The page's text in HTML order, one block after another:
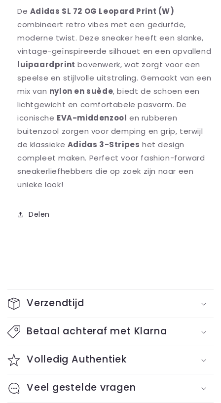
De Adidas SL 72 OG Leopard Print (W)
combineert retro vibes met een gedurfde,
moderne twist. Deze sneaker heeft een slanke,
vintage-geïnspireerde silhouet en een opvallend
luipaardprint bovenwerk, wat zorgt voor een
speelse en stijlvolle uitstraling. Gemaakt van een
mix van nylon en suède, biedt de schoen een
lichtgewicht en comfortabele pasvorm. De
iconische EVA-middenzool en rubberen
buitenzool zorgen voor demping en grip, terwijl
de klassieke Adidas 3-Stripes het design
compleet maken. Perfect voor fashion-forward
sneakerliefhebbers die op zoek zijn naar een
unieke look!
Delen
o
l
p
s
i
Verzendtijd
Betaal achteraf met Klarna
Volledig Authentiek
Veel gestelde vragen